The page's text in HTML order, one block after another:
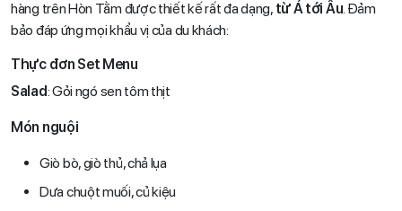
hàng trên Hòn Tằm được thiết kế rất đa dạng, từ Á tới Âu . Đảm
bảo đáp ứng mọi khẩu vị của du khách:
Thực đơn Set Menu
Salad: Gỏi ngó sen tôm thịt
Món nguội
Giò bò, giò thủ, chả lụa
Dưa chuột muối, củ kiệu